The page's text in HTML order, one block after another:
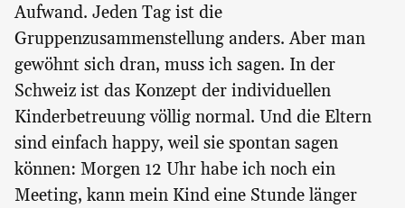
Aufwand. Jeden Tag ist die
Gruppenzusammenstellung anders. Aber man
gewöhnt sich dran, muss ich sagen. In der
Schweiz ist das Konzept der individuellen
Kinderbetreuung völlig normal. Und die Eltern
sind einfach happy, weil sie spontan sagen
können: Morgen 12 Uhr habe ich noch ein
Meeting, kann mein Kind eine Stunde länger